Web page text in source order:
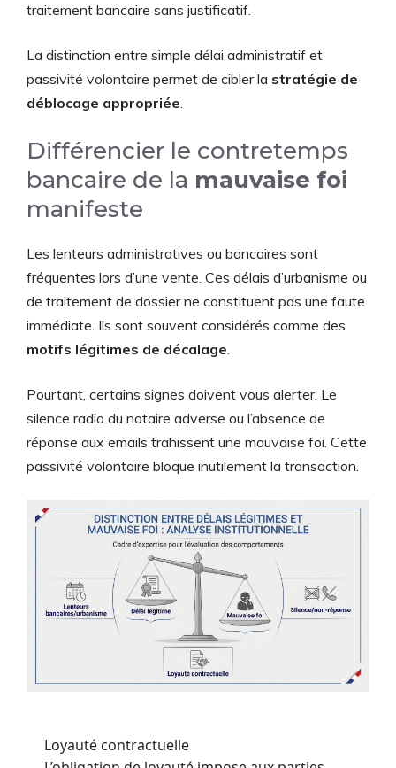
traitement bancaire sans justificatif.
La distinction entre simple délai administratif et
passivité volontaire permet de cibler la stratégie de
déblocage appropriée.
Différencier le contretemps
bancaire de la mauvaise foi
manifeste
Les lenteurs administratives ou bancaires sont
fréquentes lors d’une vente. Ces délais d’urbanisme ou
de traitement de dossier ne constituent pas une faute
immédiate. Ils sont souvent considérés comme des
motifs légitimes de décalage.
Pourtant, certains signes doivent vous alerter. Le
silence radio du notaire adverse ou l’absence de
réponse aux emails trahissent une mauvaise foi. Cette
passivité volontaire bloque inutilement la transaction.
Loyauté contractuelle